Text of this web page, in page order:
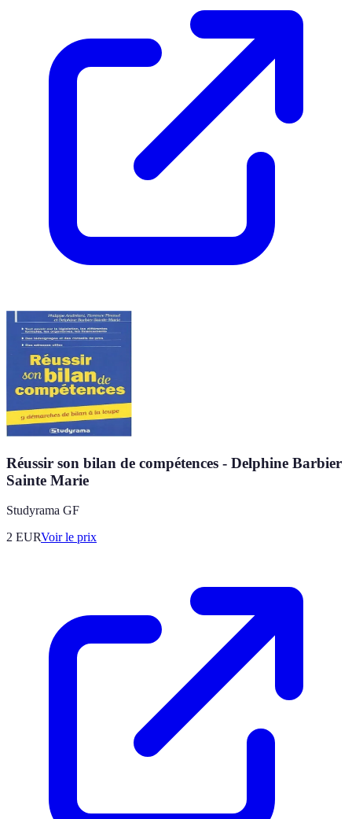
Réussir son bilan de compétences - Delphine Barbier
Sainte Marie
Studyrama GF
2 EURVoir le prix